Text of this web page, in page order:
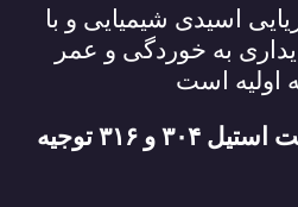
اسیدی شیمیایی و با
به خوردگی و عمر
اولیه است
۳۰۴ و ۳۱۶ توجیه